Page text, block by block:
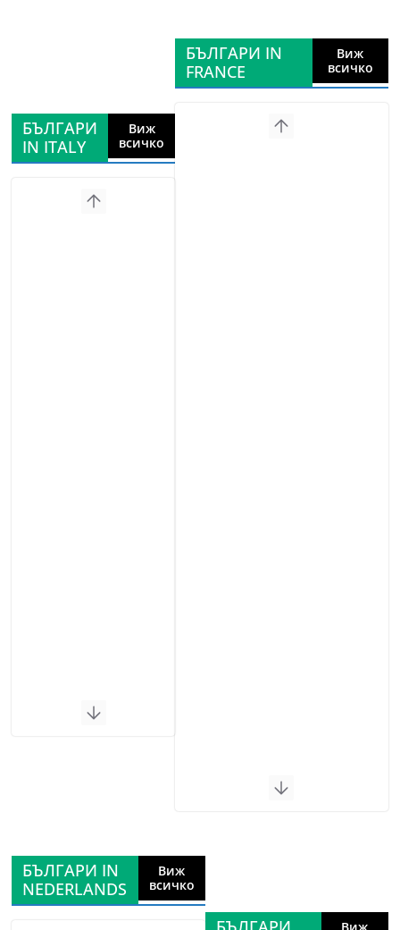
БЪЛГАРИ
IN ITALY
Виж
всичко
БЪЛГАРИ IN
FRANCE
Виж
всичко
БЪЛГАРИ IN
NEDERLANDS
Виж
всичко